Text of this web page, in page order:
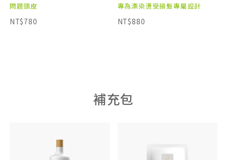
問題頭皮
NT$780
專為漂染燙受損髮專屬設計
NT$880
補充包